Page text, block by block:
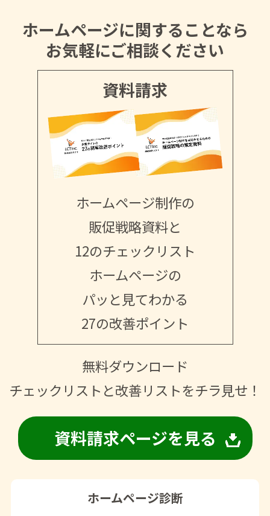
ホームページに関することなら
お気軽にご相談ください
資料請求
ホームページ制作の
販促戦略資料と
12のチェックリスト
ホームページの
パッと見てわかる
27の改善ポイント
無料ダウンロード
チェックリストと改善リストをチラ見せ！
資料請求ページを見る
ホームページ診断